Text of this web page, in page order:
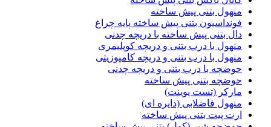
منهول بتنی پیش ساخته
فونداسیون بتنی پیش ساخته پایه چراغ
دال بتنی پیش ساخته با دریچه چدنی
منهول با درب بتنی و دریچه کوپلیمری
منهول با درب بتنی و دریچه کامپوزیتی
حوضچه با درب بتنی و دریچه چدنی
حوضچه بتنی پیش ساخته
مارکر (تست پوینت)
منهول فاضلابی (دایره ای)
ارت پیت بتنی پیش ساخته